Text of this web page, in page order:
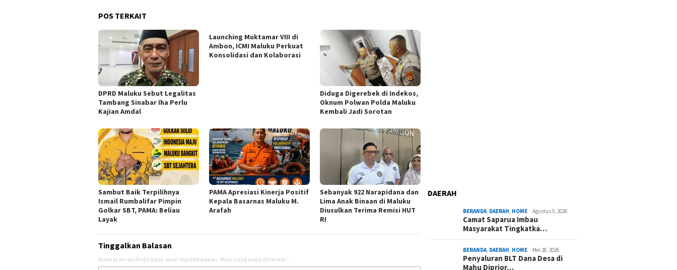
POS TERKAIT
DPRD Maluku Sebut Legalitas
Tambang Sinabar Iha Perlu
Kajian Amdal
Launching Muktamar VIII di
Ambon, ICMI Maluku Perkuat
Konsolidasi dan Kolaborasi
Diduga Digerebek di Indekos,
Oknum Polwan Polda Maluku
Kembali Jadi Sorotan
Sambut Baik Terpilihnya
Ismail Rumbalifar Pimpin
Golkar SBT, PAMA: Beliau
Layak
PAMA Apresiasi Kinerja Positif
Kepala Basarnas Maluku M.
Arafah
Sebanyak 922 Narapidana dan
Lima Anak Binaan di Maluku
Diusulkan Terima Remisi HUT
RI
Tinggalkan Balasan
Alamat email Anda tidak akan dipublikasikan. Ruas yang wajib ditandai *
DAERAH
BERANDA DAERAH HOME Agustus 5, 2026
Camat Saparua Imbau
Masyarakat Tingkatka…
BERANDA DAERAH HOME Mei 28, 2026
Penyaluran BLT Dana Desa di
Mahu Diprior…